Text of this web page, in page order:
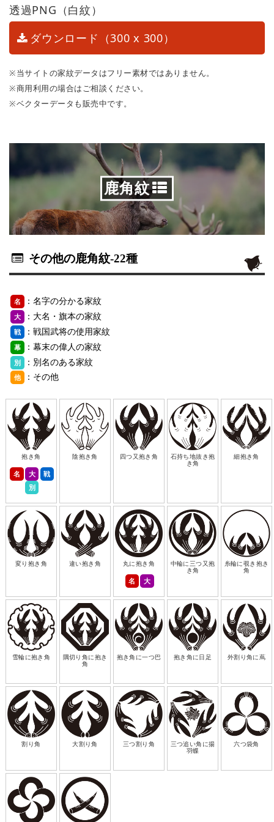
透過PNG（白紋）
ダウンロード（300 x 300）
※当サイトの家紋データはフリー素材ではありません。
※商用利用の場合はご相談ください。
※ベクターデータも販売中です。
鹿角紋
その他の鹿角紋-22種
名 ：名字の分かる家紋
大 ：大名・旗本の家紋
戦 ：戦国武将の使用家紋
幕 ：幕末の偉人の家紋
別 ：別名のある家紋
他 ：その他
抱き角
名 大
戦
別
陰抱き角 四つ又抱き角
石持ち地抜き抱
き角
細抱き角
変り抱き角 違い抱き角 丸に抱き角
名 大
中輪に三つ又抱
き角
糸輪に覗き抱き
角
雪輪に抱き角
隅切り角に抱き
角
抱き角に一つ巴 抱き角に日足 外割り角に蔦
割り角 大割り角 三つ割り角
三つ追い角に揚
羽蝶
六つ袋角